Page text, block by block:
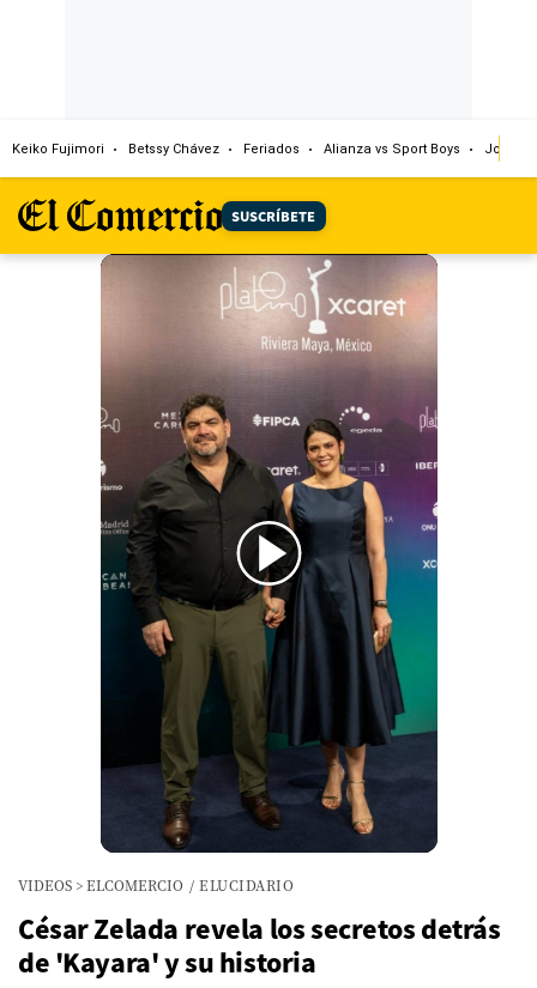
Keiko Fujimori Betssy Chávez Feriados Alianza vs Sport Boys Jorge
SUSCRÍBETE
00:00 01:12
VIDEOS >ELCOMERCIO / ELUCIDARIO
César Zelada revela los secretos detrás
de 'Kayara' y su historia